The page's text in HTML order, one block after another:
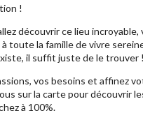
!
découvrir ce lieu
toute la famille de vivre
il suffit juste de le trouver !
vos besoins et affinez
sur la carte pour découvrir
à 100%.